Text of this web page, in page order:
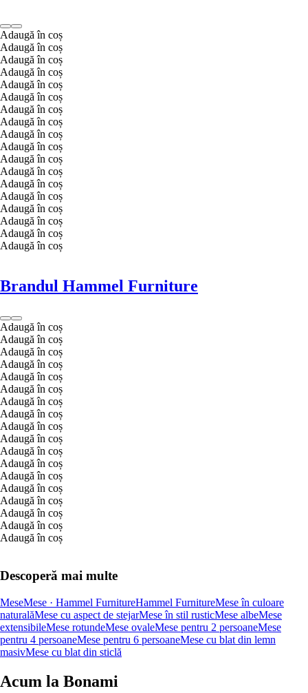
Adaugă în coș
Adaugă în coș
Adaugă în coș
Adaugă în coș
Adaugă în coș
Adaugă în coș
Adaugă în coș
Adaugă în coș
Adaugă în coș
Adaugă în coș
Adaugă în coș
Adaugă în coș
Adaugă în coș
Adaugă în coș
Adaugă în coș
Adaugă în coș
Adaugă în coș
Adaugă în coș
Brandul Hammel Furniture
Adaugă în coș
Adaugă în coș
Adaugă în coș
Adaugă în coș
Adaugă în coș
Adaugă în coș
Adaugă în coș
Adaugă în coș
Adaugă în coș
Adaugă în coș
Adaugă în coș
Adaugă în coș
Adaugă în coș
Adaugă în coș
Adaugă în coș
Adaugă în coș
Adaugă în coș
Adaugă în coș
Descoperă mai multe
MeseMese · Hammel FurnitureHammel FurnitureMese în culoare
naturalăMese cu aspect de stejarMese în stil rusticMese albeMese
extensibileMese rotundeMese ovaleMese pentru 2 persoaneMese
pentru 4 persoaneMese pentru 6 persoaneMese cu blat din lemn
masivMese cu blat din sticlă
Acum la Bonami